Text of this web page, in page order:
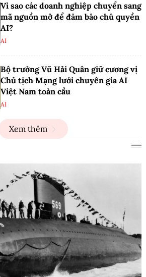
Vì sao các doanh nghiệp chuyển sang
mã nguồn mở để đảm bảo chủ quyền
AI?
AI
Bộ trưởng Vũ Hải Quân giữ cương vị
Chủ tịch Mạng lưới chuyên gia AI
Việt Nam toàn cầu
AI
Xem thêm